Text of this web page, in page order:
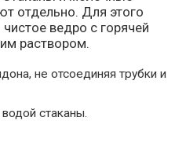
отдельно. Для этого
ведро с горячей
раствором.
не отсоединяя трубки и
стаканы.